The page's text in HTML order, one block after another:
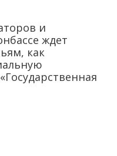
и
ждет
как